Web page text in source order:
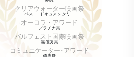
職場のため
エシックス
クリアウォーター映画祭
ベスト･ドキュメンタリー
オーロラ・アワード
プラチナ賞
バルフェスト国際映画祭
最優秀賞
コミュニケーター･アワード